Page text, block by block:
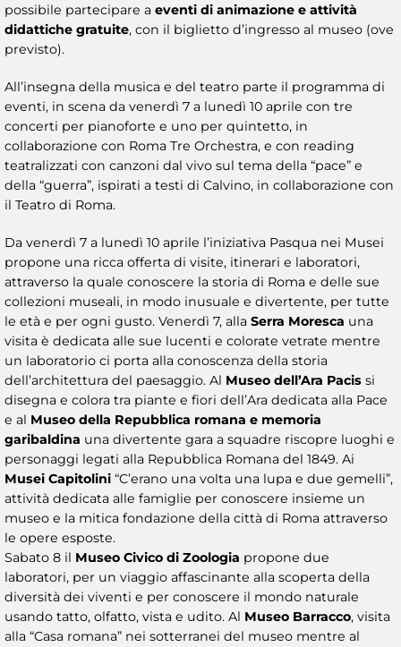
possibile partecipare a eventi di animazione e attività
didattiche gratuite, con il biglietto d’ingresso al museo (ove
previsto).
All’insegna della musica e del teatro parte il programma di
eventi, in scena da venerdì 7 a lunedì 10 aprile con tre
concerti per pianoforte e uno per quintetto, in
collaborazione con Roma Tre Orchestra, e con reading
teatralizzati con canzoni dal vivo sul tema della “pace” e
della “guerra”, ispirati a testi di Calvino, in collaborazione con
il Teatro di Roma.
Da venerdì 7 a lunedì 10 aprile l’iniziativa Pasqua nei Musei
propone una ricca offerta di visite, itinerari e laboratori,
attraverso la quale conoscere la storia di Roma e delle sue
collezioni museali, in modo inusuale e divertente, per tutte
le età e per ogni gusto. Venerdì 7, alla Serra Moresca una
visita è dedicata alle sue lucenti e colorate vetrate mentre
un laboratorio ci porta alla conoscenza della storia
dell’architettura del paesaggio. Al Museo dell’Ara Pacis si
disegna e colora tra piante e fiori dell’Ara dedicata alla Pace
e al Museo della Repubblica romana e memoria
garibaldina una divertente gara a squadre riscopre luoghi e
personaggi legati alla Repubblica Romana del 1849. Ai
Musei Capitolini “C’erano una volta una lupa e due gemelli”,
attività dedicata alle famiglie per conoscere insieme un
museo e la mitica fondazione della città di Roma attraverso
le opere esposte.
Sabato 8 il Museo Civico di Zoologia propone due
laboratori, per un viaggio affascinante alla scoperta della
diversità dei viventi e per conoscere il mondo naturale
usando tatto, olfatto, vista e udito. Al Museo Barracco, visita
alla “Casa romana” nei sotterranei del museo mentre al